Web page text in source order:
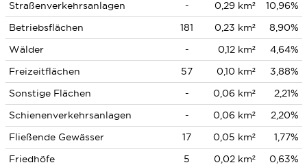
Straßenverkehrsanlagen - 0,29 km²
10,96%
Betriebsflächen
181 0,23 km²
8,90%
Wälder
- 0,12 km²
4,64%
Freizeitflächen
57 0,10 km²
3,88%
Sonstige Flächen
- 0,06 km²
2,21%
Schienenverkehrsanlagen
- 0,06 km²
2,20%
Fließende Gewässer
17 0,05 km²
1,77%
Friedhöfe
5 0,02 km²
0,63%